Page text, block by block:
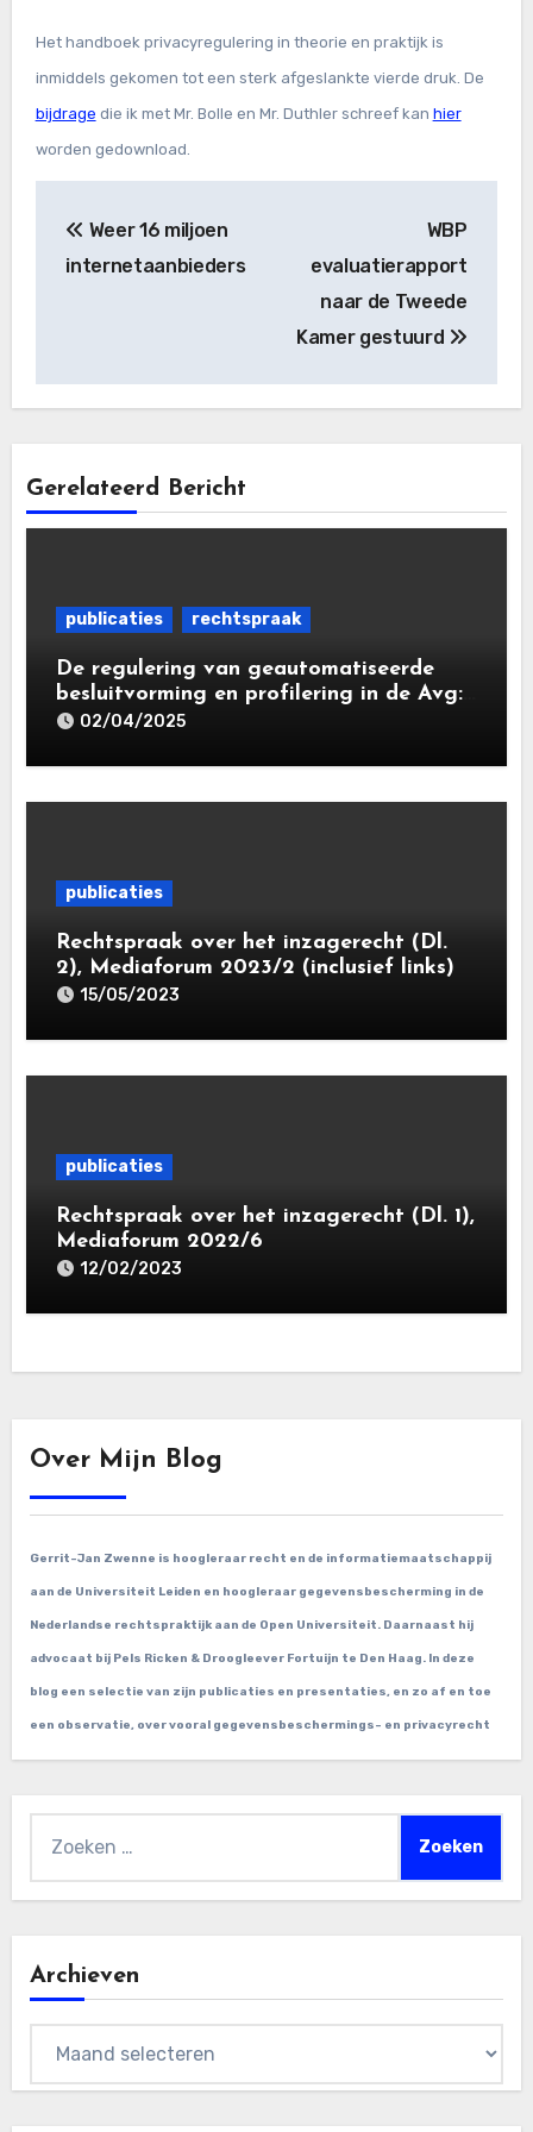
Het handboek privacyregulering in theorie en praktijk is
inmiddels gekomen tot een sterk afgeslankte vierde druk. De
bijdrage die ik met Mr. Bolle en Mr. Duthler schreef kan hier
worden gedownload.
navigatie
Weer 16 miljoen
internetaanbieders
WBP
evaluatierapport
naar de Tweede
Kamer gestuurd
Gerelateerd Bericht
publicaties rechtspraak
De regulering van geautomatiseerde
besluitvorming en profilering in de Avg:
de tussenstand
02/04/2025
publicaties
Rechtspraak over het inzagerecht (Dl.
2), Mediaforum 2023/2 (inclusief links)
15/05/2023
publicaties
Rechtspraak over het inzagerecht (Dl. 1),
Mediaforum 2022/6
12/02/2023
Over Mijn Blog
Gerrit-Jan Zwenne is hoogleraar recht en de informatiemaatschappij
aan de Universiteit Leiden en hoogleraar gegevensbescherming in de
Nederlandse rechtspraktijk aan de Open Universiteit. Daarnaast hij
advocaat bij Pels Ricken & Droogleever Fortuijn te Den Haag. In deze
blog een selectie van zijn publicaties en presentaties, en zo af en toe
een observatie, over vooral gegevensbeschermings- en privacyrecht
Archieven